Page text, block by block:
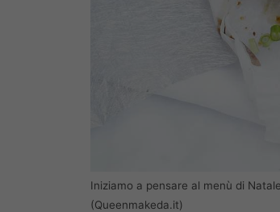
Iniziamo a pensare al menù di
(Queenmakeda.it)